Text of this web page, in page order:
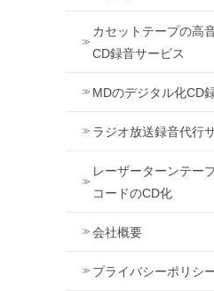
カセットテープの高
CD録音サービス
MDのデジタル化CD
ラジオ放送録音代行
レーザーターンテー
コードのCD化
会社概要
プライバシーポリシ